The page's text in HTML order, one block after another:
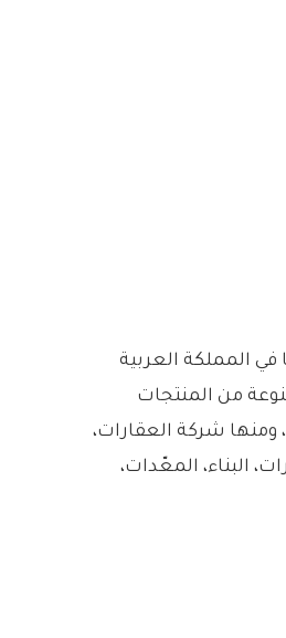
أكثر من 65 عاماً، ومقرها في المملكة العربية
من المنتجات
ومنها شركة العقارات،
البناء، المعّدات،